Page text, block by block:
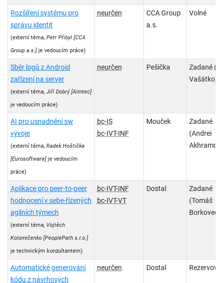
Rozšíření systému pro
správu identit
(externí téma, Petr Přibyl [CCA
Group a.s.]je vedoucím práce)
neurčen
CCA Group
a.s.
Volné
Sběr logů z Android
zařízení na server
(externí téma, Jiří Dobrý [Aimtec]
je vedoucím práce)
neurčen Pešička
Zadané
Vašátko)
AI pro usnadnění sw
vývoje
(externí téma, Radek Hoštička
[Eurosoftware]je vedoucím
práce)
bc-IS
bc-IVT-INF
Mouček
Zadané
(Andrei
Aplikace pro peer-to-peer
hodnocení v sebe-řízených
agilních týmech
(externí téma, Vojtěch
Kolomičenko [PeoplePath s.r.o.]
je technickým konzultantem)
bc-IVT-INF
bc-IVT-VT
Dostal
Zadané
(Tomáš
Borkovec )
Automatické generování
kódu z návrhových
neurčen Dostal